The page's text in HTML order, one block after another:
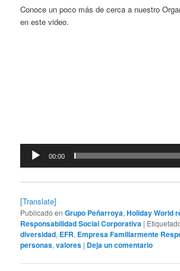
Conoce un poco más de cerca a nuestro
en este video.
00:00
[Translate]
Publicado en Grupo Peñarroya,Holiday World
Responsabilidad Social Corporativa |
diversidad, EFR, Empresa Familiarmente
personas,valores | Deja un comentario